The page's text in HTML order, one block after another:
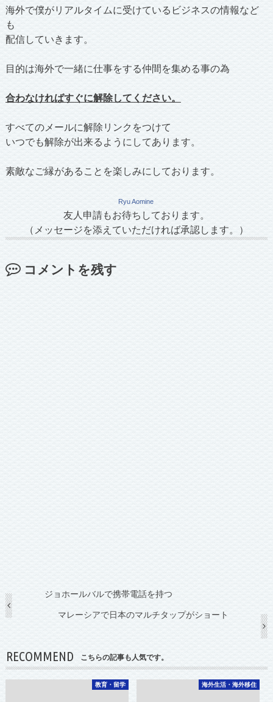
海外で僕がリアルタイムに受けているビジネスの情報など
も
配信していきます。
目的は海外で一緒に仕事をする仲間を集める事の為
合わなければすぐに解除してください。
すべてのメールに解除リンクをつけて
いつでも解除が出来るようにしてあります。
素敵なご縁があることを楽しみにしております。
Ryu Aomine
友人申請もお待ちしております。
（メッセージを添えていただければ承認します。）
コメントを残す
ジョホールバルで携帯電話を持つ
マレーシアで日本のマルチタップがショート
RECOMMEND こちらの記事も人気です。
教育・留学 海外生活・海外移住